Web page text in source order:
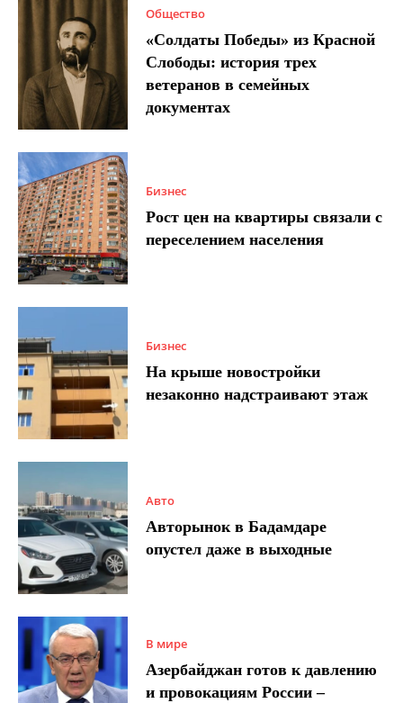
Общество
«Солдаты Победы» из Красной
Слободы: история трех
ветеранов в семейных
документах
Бизнес
Рост цен на квартиры связали с
переселением населения
Бизнес
На крыше новостройки
незаконно надстраивают этаж
Авто
Авторынок в Бадамдаре
опустел даже в выходные
В мире
Азербайджан готов к давлению
и провокациям России –